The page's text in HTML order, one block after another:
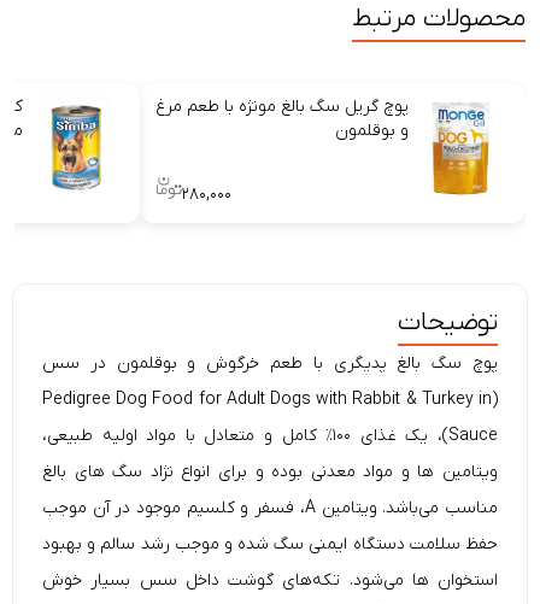
محصولات مرتبط
پوچ گریل سگ بالغ مونژه با طعم مرغ
و بوقلمون
۲۸۰,۰۰۰
توضیحات
پوچ سگ بالغ پدیگری با طعم خرگوش و بوقلمون در سس
(
Pedigree Dog Food for Adult Dogs with Rabbit & Turkey in
Sauce)، یک غذای ۱۰۰٪ کامل و متعادل با مواد اولیه طبیعی،
ویتامین ها و مواد معدنی بوده و برای انواع نژاد سگ های بالغ
مناسب می‌باشد. ویتامین A، فسفر و کلسیم موجود در آن موجب
حفظ سلامت دستگاه ایمنی سگ شده و موجب رشد سالم و بهبود
استخوان ها می‌شود. تکه‌های گوشت داخل سس بسیار خوش